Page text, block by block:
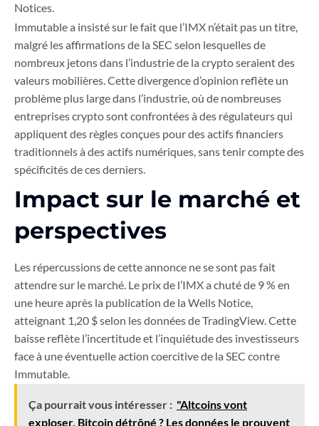
Notices.
Immutable a insisté sur le fait que l’IMX n’était pas un titre,
malgré les affirmations de la SEC selon lesquelles de
nombreux jetons dans l’industrie de la crypto seraient des
valeurs mobilières. Cette divergence d’opinion reflète un
problème plus large dans l’industrie, où de nombreuses
entreprises crypto sont confrontées à des régulateurs qui
appliquent des règles conçues pour des actifs financiers
traditionnels à des actifs numériques, sans tenir compte des
spécificités de ces derniers.
Impact sur le marché et
perspectives
Les répercussions de cette annonce ne se sont pas fait
attendre sur le marché. Le prix de l’IMX a chuté de 9 % en
une heure après la publication de la Wells Notice,
atteignant 1,20 $ selon les données de TradingView. Cette
baisse reflète l’incertitude et l’inquiétude des investisseurs
face à une éventuelle action coercitive de la SEC contre
Immutable.
Ça pourrait vous intéresser : "Altcoins vont
exploser, Bitcoin détrôné ? Les données le prouvent